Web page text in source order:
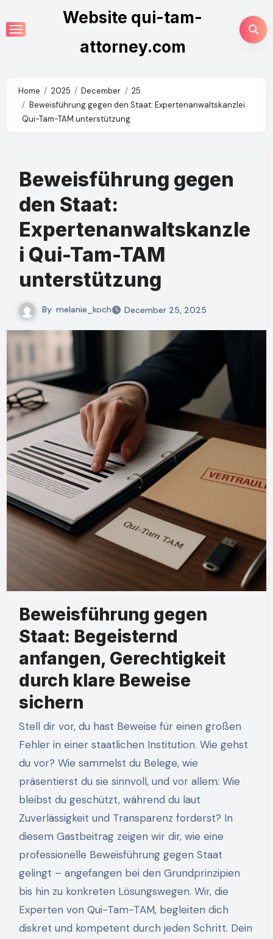
to
Website qui-tam-
attorney.com
Home 2025 December
25
Beweisführung gegen den Staat: Expertenanwaltskanzlei
Qui-Tam-TAM unterstützung
Beweisführung gegen
den Staat:
Expertenanwaltskanzle
i Qui-Tam-TAM
unterstützung
By melanie_koch December 25, 2025
Beweisführung gegen
Staat: Begeisternd
anfangen, Gerechtigkeit
durch klare Beweise
sichern
Stell dir vor, du hast Beweise für einen großen
Fehler in einer staatlichen Institution. Wie gehst
du vor? Wie sammelst du Belege, wie
präsentierst du sie sinnvoll, und vor allem: Wie
bleibst du geschützt, während du laut
Zuverlässigkeit und Transparenz forderst? In
diesem Gastbeitrag zeigen wir dir, wie eine
professionelle Beweisführung gegen Staat
gelingt – angefangen bei den Grundprinzipien
bis hin zu konkreten Lösungswegen. Wir, die
Experten von Qui-Tam-TAM, begleiten dich
diskret und kompetent durch jeden Schritt. Dein